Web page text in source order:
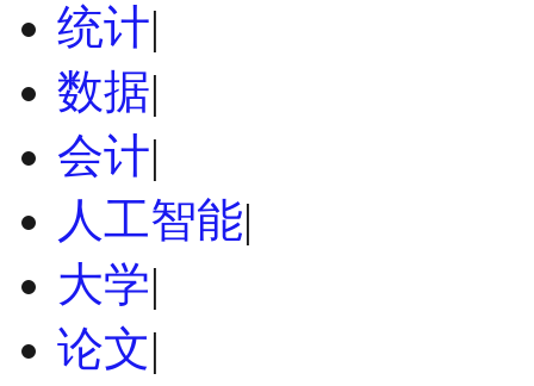
统计|
数据|
会计|
人工智能|
大学|
论文|